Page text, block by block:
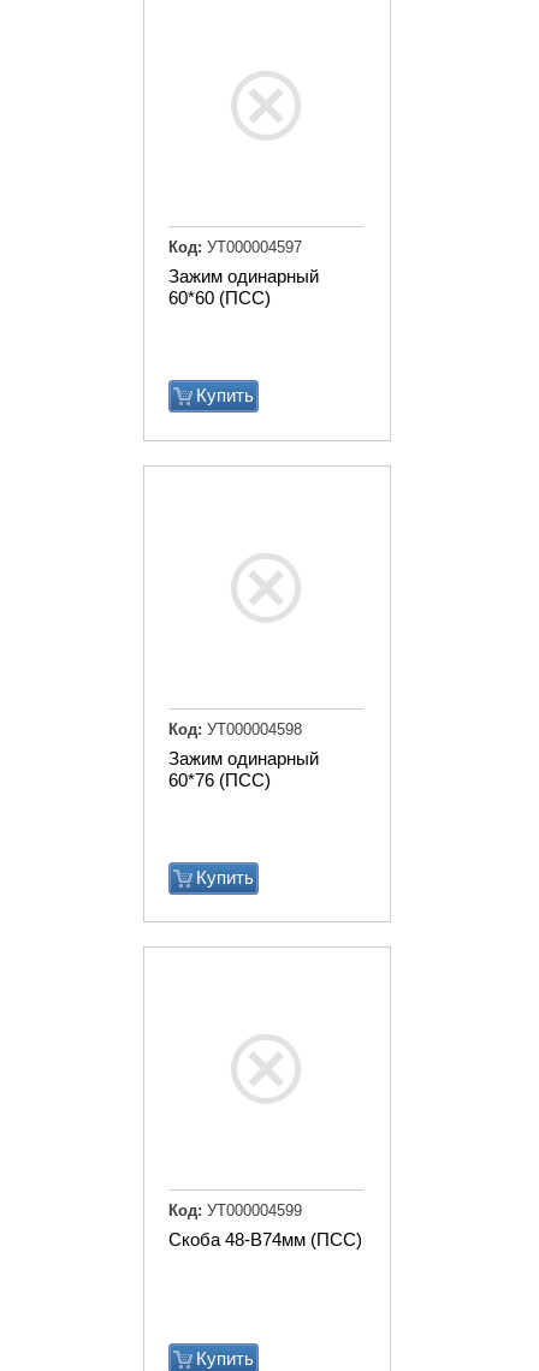
Зажим одинарный
60*60 (ПСС)
Купить
Код: УТ000004597
Зажим одинарный
60*76 (ПСС)
Купить
Код: УТ000004598
Скоба 48-В74мм (ПСС)
Купить
Код: УТ000004599